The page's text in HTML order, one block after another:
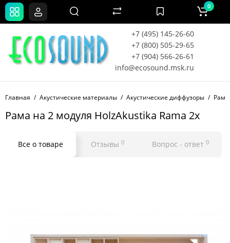
+7 (495) 145-26-60
+7 (800) 505-29-65
+7 (904) 566-26-61
info@ecosound.msk.ru
0
Главная Акустические материалы Акустические диффузоры Рама
Рама на 2 модуля HolzAkustika Rama 2x
Все о товаре Отзывы 0 Вопрос - ответ 0